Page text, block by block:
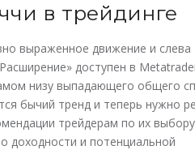
в трейдинге
выраженное движение и слева
доступен в
низу выпадающего общего
бычий тренд и теперь нужно
трейдерам по их
о доходности и потенциальной